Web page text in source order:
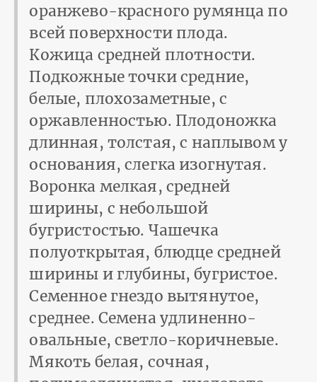
оранжево-красного румянца по
всей поверхности плода.
Кожица средней плотности.
Подкожные точки средние,
белые, плохозаметные, с
оржавленностью. Плодоножка
длинная, толстая, с наплывом у
основания, слегка изогнутая.
Воронка мелкая, средней
ширины, с небольшой
бугристостью. Чашечка
полуоткрытая, блюдце средней
ширины и глубины, бугристое.
Семенное гнездо вытянутое,
среднее. Семена удлиненно-
овальные, светло-коричневые.
Мякоть белая, сочная,